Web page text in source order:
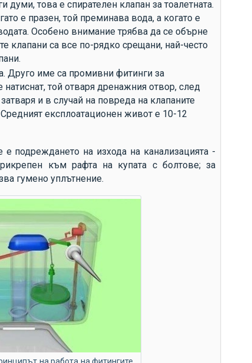
думи, това е спирателен клапан за тоалетната.
е празен, той преминава вода, а когато е
Особено внимание трябва да се обърне
клапани са все по-рядко срещани, най-често
Друго име са промивни фитинги за
натиснат, той отваря дренажния отвор, след
и в случай на повреда на клапаните
експлоатационен живот е 10-12
подреждането на изхода на канализацията -
към рафта на купата с болтове; за
гумено уплътнение.